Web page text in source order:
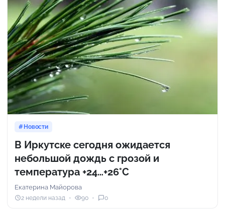
Новости
В Иркутске сегодня ожидается
небольшой дождь с грозой и
температура +24…+26°C
Екатерина Майорова
2 недели назад 90 0